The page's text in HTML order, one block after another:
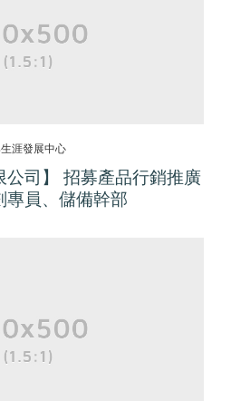
涯發展中心
公司】 招募產品行銷推廣
專員、儲備幹部